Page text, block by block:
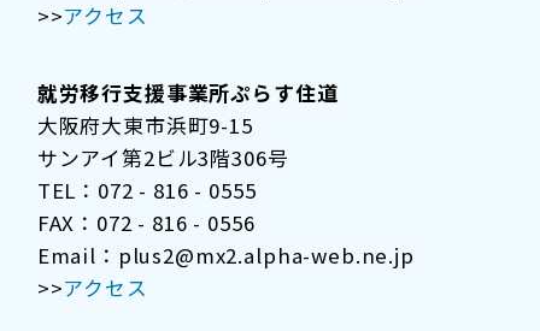
>>アクセス
就労移行支援事業所ぷらす住道
大阪府大東市浜町9-15
サンアイ第2ビル3階306号
TEL：072 - 816 - 0555
FAX：072 - 816 - 0556
Email：plus2@mx2.alpha-web.ne.jp
>>アクセス